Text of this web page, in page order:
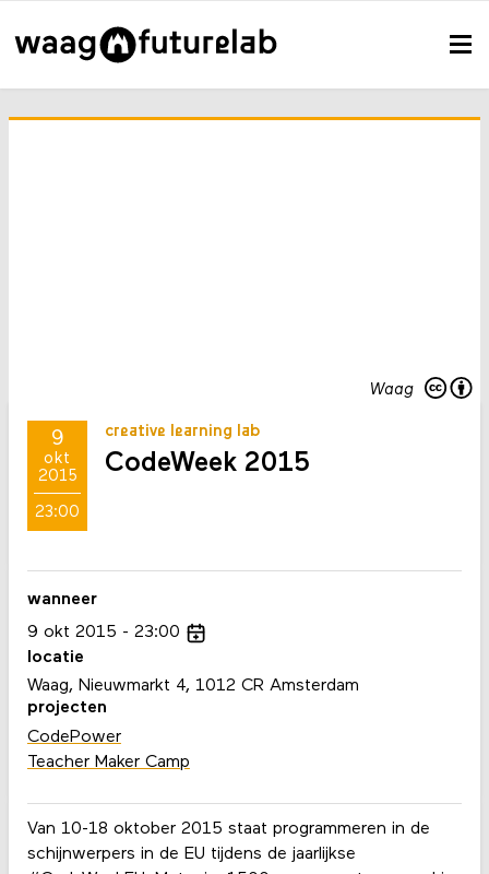
Waag
9
okt
2015
23:00
creative learning lab
CodeWeek 2015
Van 10-18 oktober 2015 staat programmeren in de
schijnwerpers in de EU tijdens de jaarlijkse
wanneer
9 okt 2015
23:00
locatie
Waag, Nieuwmarkt 4, 1012 CR Amsterdam
projecten
CodePower
Teacher Maker Camp